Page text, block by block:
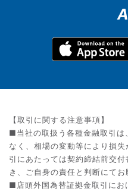
【取引に関する注意事項】
■当社の取扱う各種金融取引は
なく、相場の変動等により損
引にあたっては契約締結前交
き、ご自身の責任と判断にてお
■店頭外国為替証拠金取引にお